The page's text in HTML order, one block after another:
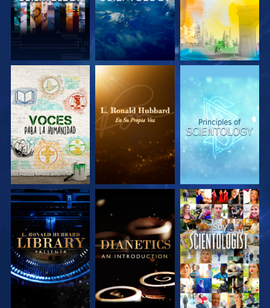
EXPLORA LAS
SERIES
EXPLORA LAS
SERIES
EXPLORA LAS
SERIES
EXPLORA LAS
SERIES
EXPLORA LAS
SERIES
VE